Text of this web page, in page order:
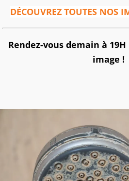
DÉCOUVREZ TOUTES NOS
Rendez-vous demain à
image !